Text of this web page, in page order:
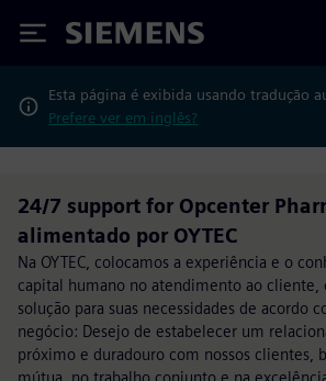
Siemens
Esta página é exibida usando tradução
Prefere ver em inglês?
24/7 support for Opcenter
alimentado por OYTEC
Na OYTEC, colocamos a experiência e o
capital humano no atendimento ao cliente,
solução para suas necessidades de acordo
negócio: Desejo de estabelecer um
próximo e duradouro com nossos clientes,
mútua, no trabalho conjunto e na